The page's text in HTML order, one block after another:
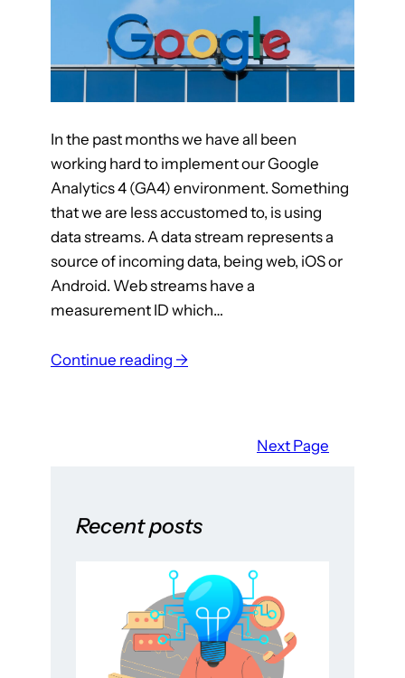
e
a
i
n
g
n
n
o
v
t
h
o
w
e
r
A
In the past months we have all been
working hard to implement our Google
Analytics 4 (GA4) environment. Something
that we are less accustomed to, is using
data streams. A data stream represents a
source of incoming data, being web, iOS or
Android. Web streams have a
measurement ID which…
Continue reading →:
A
a
l
y
t
Next Page
Recent posts